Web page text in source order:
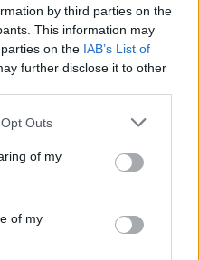
by third parties on the
This information may
on the IAB’s List of
further disclose it to other
Outs
of my
of my
38.000
διπλωμάτων, έχουν
ηλεκτρονικά,
από το
και η διαδικασία της
γίνει ήδη ψηφιακά
οχημάτων.